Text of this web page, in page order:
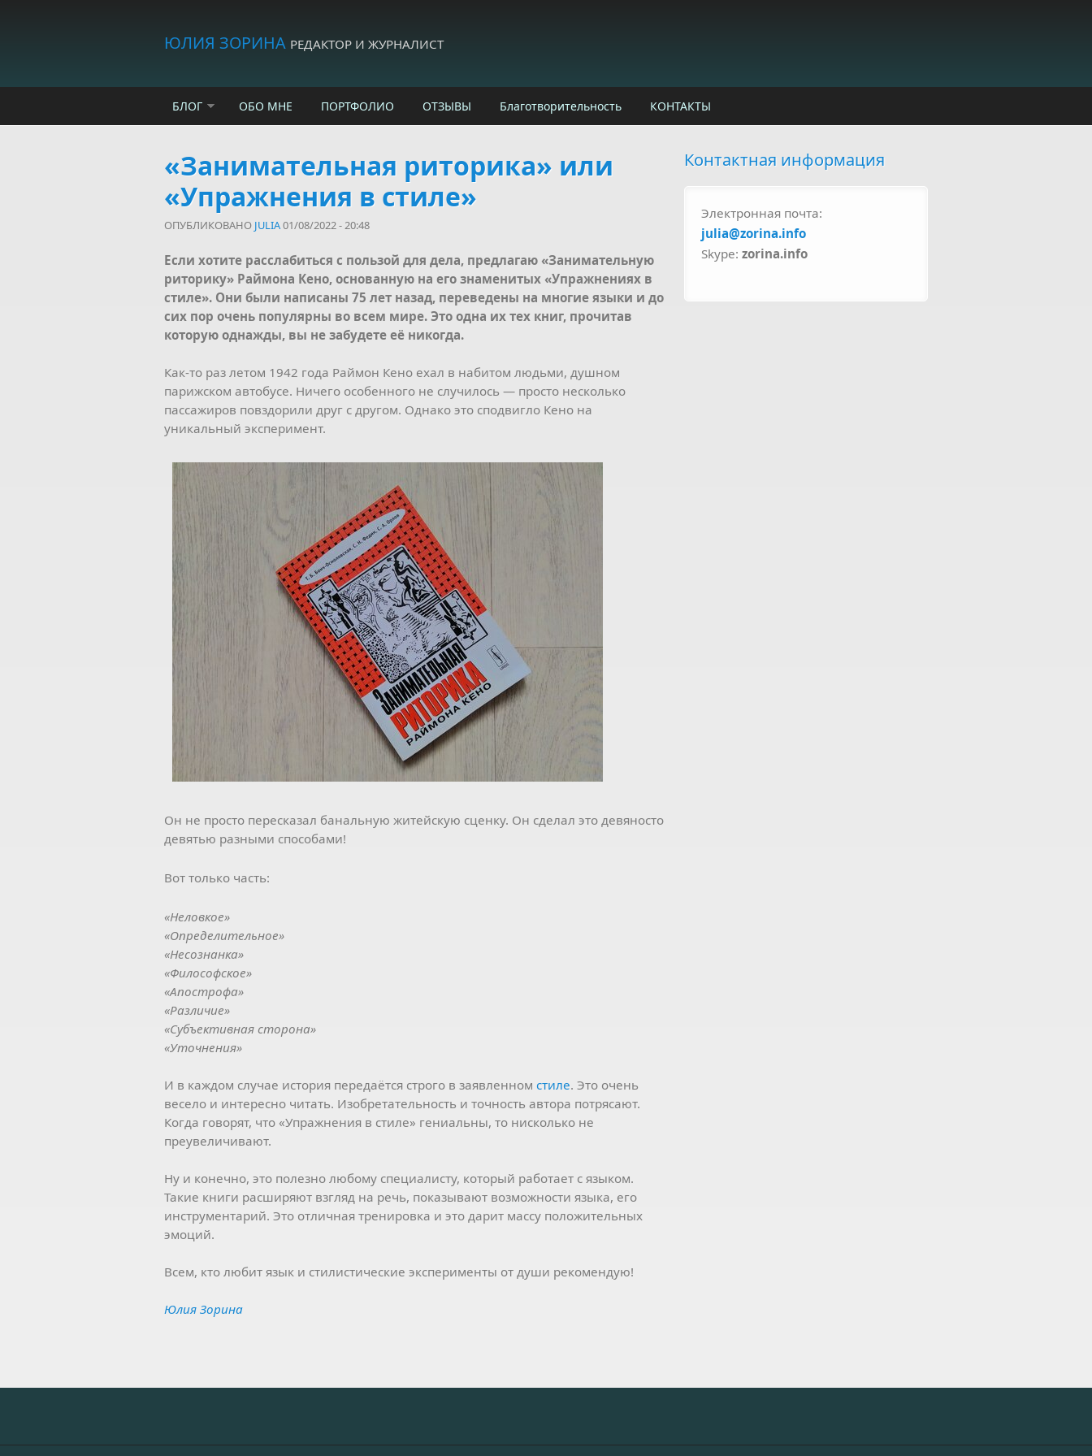
ЮЛИЯ ЗОРИНА РЕДАКТОР И ЖУРНАЛИСТ
БЛОГ ОБО МНЕ ПОРТФОЛИО ОТЗЫВЫ Благотворительность КОНТАКТЫ
«Занимательная риторика» или
«Упражнения в стиле»
ОПУБЛИКОВАНО JULIA01/08/2022 - 20:48
Если хотите расслабиться с пользой для дела, предлагаю «Занимательную
риторику» Раймона Кено, основанную на его знаменитых «Упражнениях в
стиле». Они были написаны 75 лет назад, переведены на многие языки и до
сих пор очень популярны во всем мире. Это одна их тех книг, прочитав
которую однажды, вы не забудете её никогда.
Как-то раз летом 1942 года Раймон Кено ехал в набитом людьми, душном
парижском автобусе. Ничего особенного не случилось — просто несколько
пассажиров повздорили друг с другом. Однако это сподвигло Кено на
уникальный эксперимент.
Он не просто пересказал банальную житейскую сценку. Он сделал это девяносто
девятью разными способами!
Вот только часть:
«Неловкое»
«Определительное»
«Несознанка»
«Философское»
«Апострофа»
«Различие»
«Субъективная сторона»
«Уточнения»
И в каждом случае история передаётся строго в заявленном стиле. Это очень
весело и интересно читать. Изобретательность и точность автора потрясают.
Когда говорят, что «Упражнения в стиле» гениальны, то нисколько не
преувеличивают.
Ну и конечно, это полезно любому специалисту, который работает с языком.
Такие книги расширяют взгляд на речь, показывают возможности языка, его
инструментарий. Это отличная тренировка и это дарит массу положительных
эмоций.
Всем, кто любит язык и стилистические эксперименты от души рекомендую!
Юлия Зорина
Контактная информация
Электронная почта:
julia@zorina.info
Skype: zorina.info